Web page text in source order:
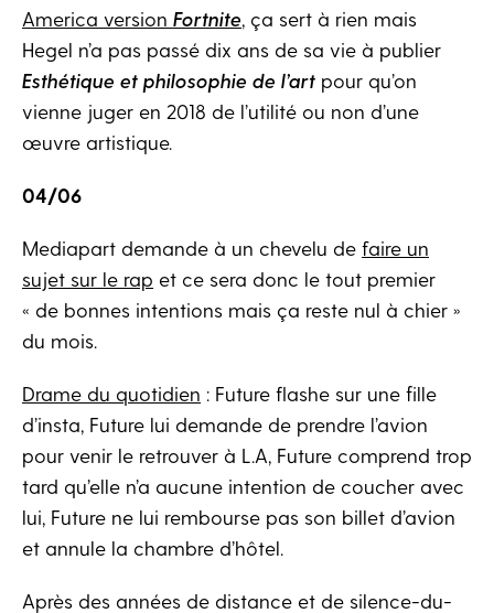
America version Fortnite , ça sert à rien mais
Hegel n’a pas passé dix ans de sa vie à publier
Esthétique et philosophie de l’art pour qu’on
vienne juger en 2018 de l’utilité ou non d’une
œuvre artistique.
04/06
Mediapart demande à un chevelu de faire un
sujet sur le rap et ce sera donc le tout premier
« de bonnes intentions mais ça reste nul à chier »
du mois.
Drame du quotidien : Future flashe sur une fille
d’insta, Future lui demande de prendre l’avion
pour venir le retrouver à L.A, Future comprend trop
tard qu’elle n’a aucune intention de coucher avec
lui, Future ne lui rembourse pas son billet d’avion
et annule la chambre d’hôtel.
Après des années de distance et de silence-du-